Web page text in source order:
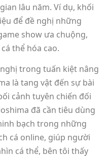
lâu năm. Ví dụ, khối
để đề nghị những
show ưa chuộng,
thể hóa cao.
trong tuấn kiệt nâng
là tang vật đến sự bài
cảnh tuyên chiến đối
đã cần tiêu dùng
bạch trong những
cá online, giúp người
cá thể, bên tôi thấy